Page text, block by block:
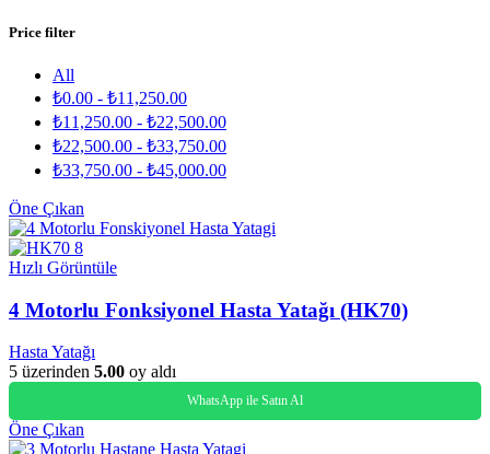
Price filter
All
₺0.00 - ₺11,250.00
₺11,250.00 - ₺22,500.00
₺22,500.00 - ₺33,750.00
₺33,750.00 - ₺45,000.00
Öne Çıkan
Hızlı Görüntüle
4 Motorlu Fonksiyonel Hasta Yatağı (HK70)
Hasta Yatağı
5 üzerinden 5.00 oy aldı
WhatsApp ile Satın Al
Öne Çıkan